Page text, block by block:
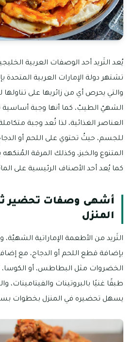
يُعد الثَريد أحد الوصفات العربية
تشتهر دولة الإمارات العربية المتحدة
والتي يحرص أي من زائريها على تناولها
الشهيّ الطيبّ، كما أنها وجبة
العناصر الغذائية، لذا تُعد وجبة
للجسم، حيثُ تحتوي على اللحم أو
المتنوع والخبز، وكذلك المرقة المُنكهه
كما يُعد أحد الأصناف الرئيسية على
أشهى وصفات تحضير
المنزل
الثَريد من الأطعمة الإماراتية الشهيّة،
بإضافة قطع اللحم أو الدجاج، مع
الخضروات مثل البطاطس، أو الكوسا، أو
طبقًا غنيًا بالبروتينات والفيتامينات،
يسهل تحضيره في المنزل بخطوات